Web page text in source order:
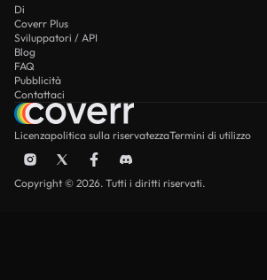
Di
Coverr Plus
Sviluppatori / API
Blog
FAQ
Pubblicità
Contattaci
Licenzapolitica sulla riservatezzaTermini di utilizzo
Copyright © 2026. Tutti i diritti riservati.